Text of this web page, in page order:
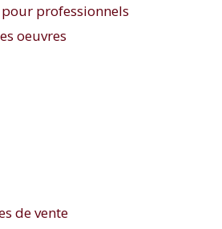
professionnels
oeuvres
de vente